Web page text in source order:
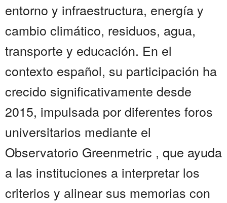
entorno y infraestructura, energía y
cambio climático, residuos, agua,
transporte y educación. En el
contexto español, su participación ha
crecido significativamente desde
2015, impulsada por diferentes foros
universitarios mediante el
Observatorio Greenmetric , que ayuda
a las instituciones a interpretar los
criterios y alinear sus memorias con